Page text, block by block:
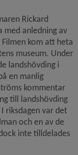
Rickard
med anledning av
kom att heta
museum. Under
landshövding i
en manlig
kommentar
till landshövding
riksdagen var det
och en av de
inte tilldelades